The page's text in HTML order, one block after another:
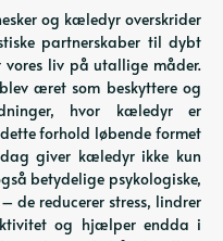
og kæledyr overskrider
partnerskaber til dybt
liv på utallige måder.
æret som beskyttere og
hvor kæledyr er
forhold løbende formet
giver kæledyr ikke kun
betydelige psykologiske,
de reducerer stress, lindrer
og hjælper endda i